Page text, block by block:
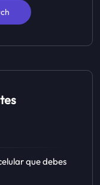
que debes